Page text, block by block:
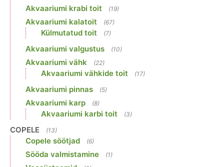
Akvaariumi krabi toit (19)
Akvaariumi kalatoit (67)
Külmutatud toit (7)
Akvaariumi valgustus (10)
Akvaariumi vähk (22)
Akvaariumi vähkide toit (17)
Akvaariumi pinnas (5)
Akvaariumi karp (8)
Akvaariumi karbi toit (3)
COPELE (13)
Copele söötjad (6)
Sööda valmistamine (1)